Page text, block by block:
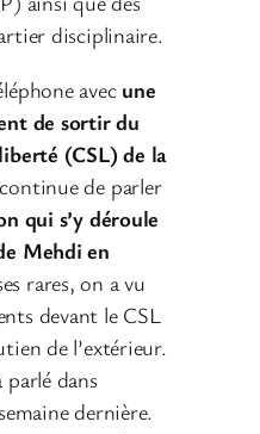
disciplinaire.
avec une
de sortir du
(CSL) de la
de parler
qui s’y déroule
Mehdi en
rares, on a vu
devant le CSL
de l’extérieur.
dans
dernière.